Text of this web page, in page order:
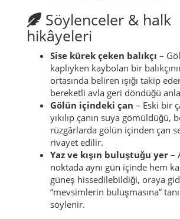
Söylenceler & halk
hikâyeleri
Sise kürek çeken balıkçı –
kaplıyken kaybolan bir
ortasında beliren ışığı takip
bereketli avla geri döndüğü
Gölün içindeki çan – Eski bir
yıkılıp çanın suya gömüldüğü,
rüzgârlarda gölün içinden çan
rivayet edilir.
Yaz ve kışın buluştuğu yer –
noktada aynı gün içinde hem
güneş hissedilebildiği, oraya
“mevsimlerin buluşmasına”
söylenir.